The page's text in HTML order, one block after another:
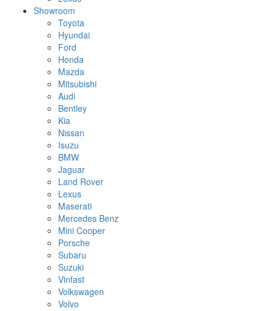
Showroom
Toyota
Hyundai
Ford
Honda
Mazda
Mitsubishi
Audi
Bentley
Kia
Nissan
Isuzu
BMW
Jaguar
Land Rover
Lexus
Maserati
Mercedes Benz
Mini Cooper
Porsche
Subaru
Suzuki
Vinfast
Volkswagen
Volvo